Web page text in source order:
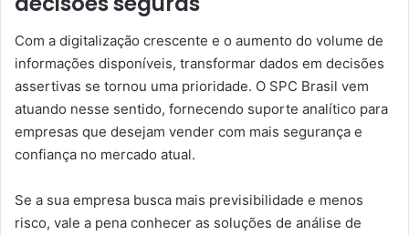
Com a digitalização crescente e o aumento do volume de
informações disponíveis, transformar dados em decisões
assertivas se tornou uma prioridade. O SPC Brasil vem
atuando nesse sentido, fornecendo suporte analítico para
empresas que desejam vender com mais segurança e
confiança no mercado atual.
Se a sua empresa busca mais previsibilidade e menos
risco, vale a pena conhecer as soluções de análise de